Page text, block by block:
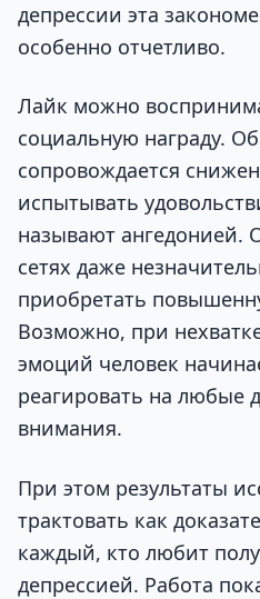
депрессии эта
особенно отчетливо.
Лайк можно
социальную награду.
сопровождается
испытывать
называют ангедонией.
сетях даже
приобретать
Возможно, при
эмоций человек
реагировать на любые
внимания.
При этом результаты
трактовать как
каждый, кто любит
депрессией. Работа